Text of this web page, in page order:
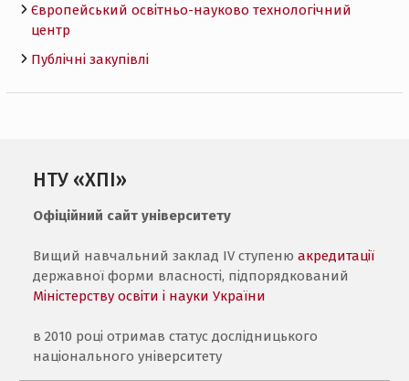
Європейський освітньо-науково технологічний
центр
Публічні закупівлі
НТУ «ХПІ»
Офіційний сайт університету
Вищий навчальний заклад IV ступенюакредитації
державної форми власності, підпорядкований
Міністерству освіти і науки України
в 2010 році отримав статус дослідницького
національного університету